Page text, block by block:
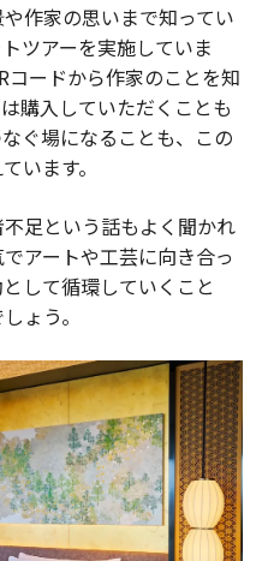
作家の思いまで知ってい
ツアーを実施していま
コードから作家のことを知
購入していただくことも
ぐ場になることも、この
います。
足という話もよく聞かれ
アートや工芸に向き合っ
して循環していくこと
ょう。